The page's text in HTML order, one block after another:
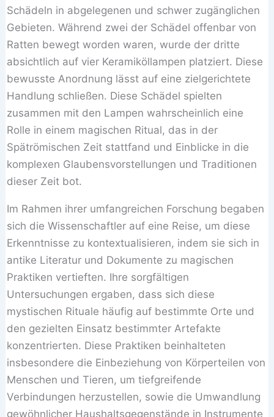
Schädeln in abgelegenen und schwer zugänglichen
Gebieten. Während zwei der Schädel offenbar von
Ratten bewegt worden waren, wurde der dritte
absichtlich auf vier Keramiköllampen platziert. Diese
bewusste Anordnung lässt auf eine zielgerichtete
Handlung schließen. Diese Schädel spielten
zusammen mit den Lampen wahrscheinlich eine
Rolle in einem magischen Ritual, das in der
Spätrömischen Zeit stattfand und Einblicke in die
komplexen Glaubensvorstellungen und Traditionen
dieser Zeit bot.
Im Rahmen ihrer umfangreichen Forschung begaben
sich die Wissenschaftler auf eine Reise, um diese
Erkenntnisse zu kontextualisieren, indem sie sich in
antike Literatur und Dokumente zu magischen
Praktiken vertieften. Ihre sorgfältigen
Untersuchungen ergaben, dass sich diese
mystischen Rituale häufig auf bestimmte Orte und
den gezielten Einsatz bestimmter Artefakte
konzentrierten. Diese Praktiken beinhalteten
insbesondere die Einbeziehung von Körperteilen von
Menschen und Tieren, um tiefgreifende
Verbindungen herzustellen, sowie die Umwandlung
gewöhnlicher Haushaltsgegenstände in Instrumente